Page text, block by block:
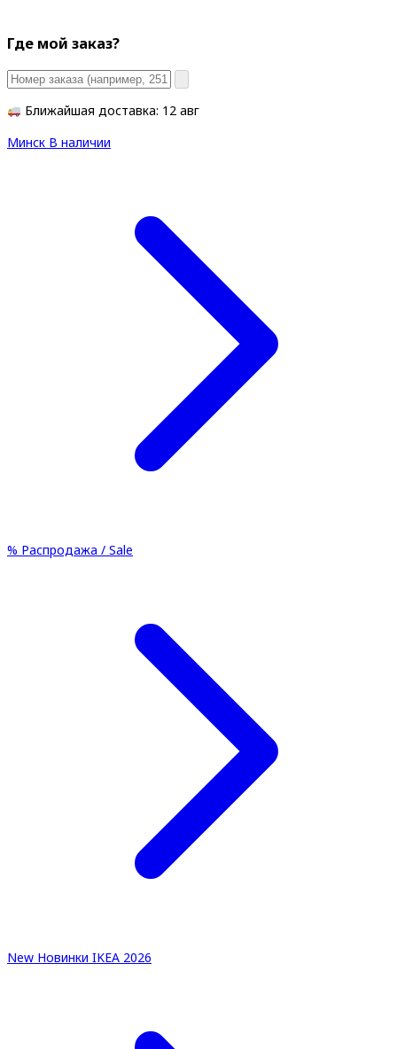
Где мой заказ?
Ближайшая доставка: 12 авг
Минск В наличии
% Распродажа / Sale
New Новинки IKEA 2026